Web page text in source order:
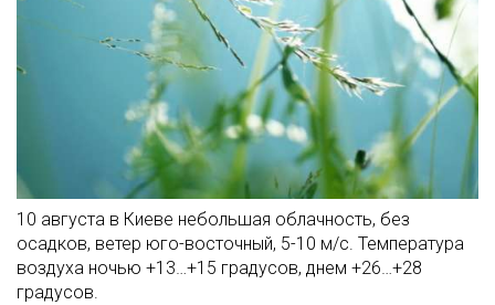
10 августа в Киеве небольшая облачность, без
осадков, ветер юго-восточный, 5-10 м/с. Температура
воздуха ночью +13…+15 градусов, днем +26…+28
градусов.